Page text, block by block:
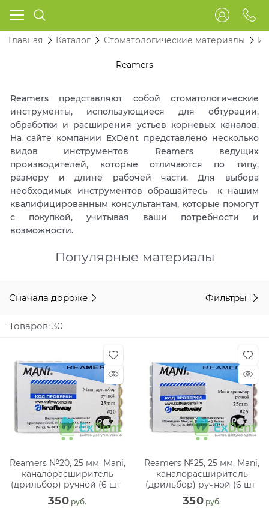
Главная Каталог Стоматологические материалы
Reamers
Reamers представляют собой стоматологические
инструменты, использующиеся для обтурации,
обработки и расширения устьев корневых каналов.
На сайте компании ExDent представлено несколько
видов инструментов Reamers ведущих
производителей, которые отличаются по типу,
размеру и длине рабочей части. Для выбора
необходимых инструментов обращайтесь к нашим
квалифицированным консультантам, которые помогут
с покупкой, учитывая ваши потребности и
возможности.
Популярные материалы
Сначала дороже Фильтры
Товаров: 30
Reamers №20, 25 мм, Mani,
каналорасширитель
(дрильбор) ручной (6 шт)
350 руб.
Reamers №25, 25 мм, Mani,
каналорасширитель
(дрильбор) ручной (6 шт)
350 руб.